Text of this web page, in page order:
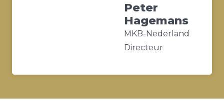
Peter
Hagemans
MKB-Nederland
Directeur